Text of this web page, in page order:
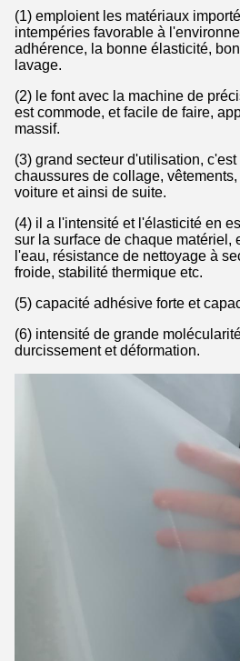
(1) emploient les matériaux
intempéries favorable à
adhérence, la bonne élasticité,
lavage.
(2) le font avec la machine de
est commode, et facile de faire,
massif.
(3) grand secteur d'utilisation,
chaussures de collage,
voiture et ainsi de suite.
(4) il a l'intensité et l'élasticité en
sur la surface de chaque matériel,
l'eau, résistance de nettoyage à
froide, stabilité thermique etc.
(5) capacité adhésive forte et
(6) intensité de grande
durcissement et déformation.